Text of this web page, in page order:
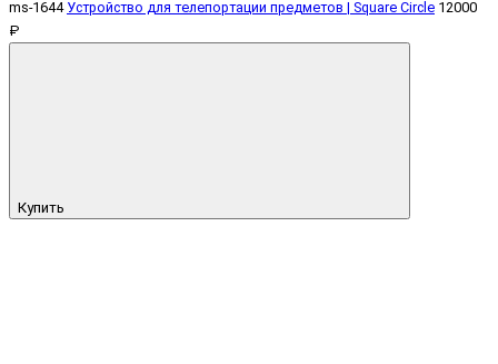
ms-1644 Устройство для телепортации предметов | Square Circle 12000
₽
Купить